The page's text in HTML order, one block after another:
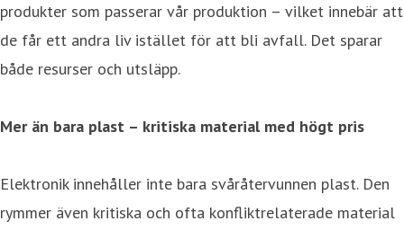
produkter som passerar vår produktion – vilket innebär att
de får ett andra liv istället för att bli avfall. Det sparar
både resurser och utsläpp.
Mer än bara plast – kritiska material med högt pris
Elektronik innehåller inte bara svåråtervunnen plast. Den
rymmer även kritiska och ofta konfliktrelaterade material